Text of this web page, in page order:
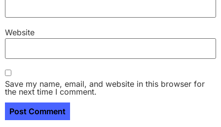
Website
Save my name, email, and website in this browser for
the next time I comment.